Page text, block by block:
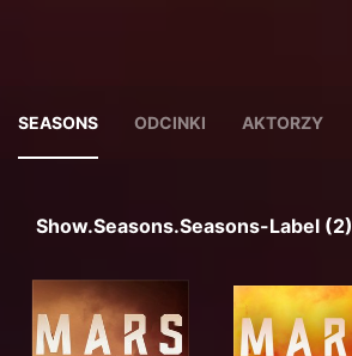
SEASONS ODCINKI AKTORZY
Show.seasons.seasons-Label (2)